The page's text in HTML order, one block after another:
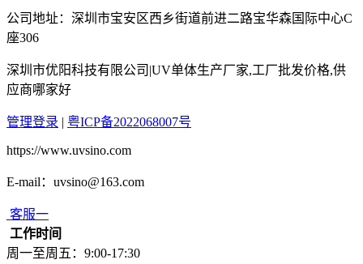
公司地址：深圳市宝安区西乡街道前进二路宝华森国际中心C
座306
深圳市优阳科技有限公司|UV单体生产厂家,工厂批发价格,供
应商哪家好
管理登录 | 粤ICP备2022068007号
https://www.uvsino.com
E-mail：uvsino@163.com
客服一
工作时间
周一至周五：9:00-17:30